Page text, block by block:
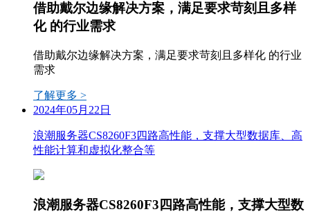
借助戴尔边缘解决方案，满足要求苛刻且多样
化 的行业需求
借助戴尔边缘解决方案，满足要求苛刻且多样化 的行业
需求
了解更多 >
2024年05月22日
浪潮服务器CS8260F3四路高性能，支撑大型数据库、高
性能计算和虚拟化整合等
浪潮服务器CS8260F3四路高性能，支撑大型数